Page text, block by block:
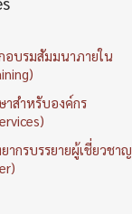
อบรมสัมมนาภายใน
าสำหรับองค์กร
ากรบรรยายผู้เชี่ยวชาญ